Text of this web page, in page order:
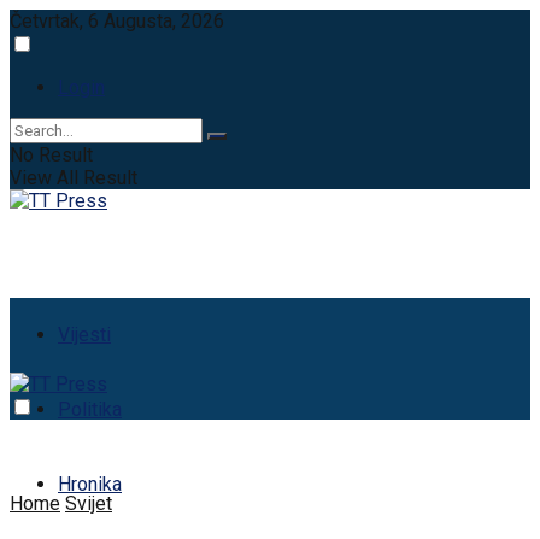
Četvrtak, 6 Augusta, 2026
Login
No Result
View All Result
Vijesti
Politika
Hronika
Home Svijet